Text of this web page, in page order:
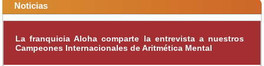
Noticias
La franquicia Aloha comparte la entrevista a nuestros
Campeones Internacionales de Aritmética Mental